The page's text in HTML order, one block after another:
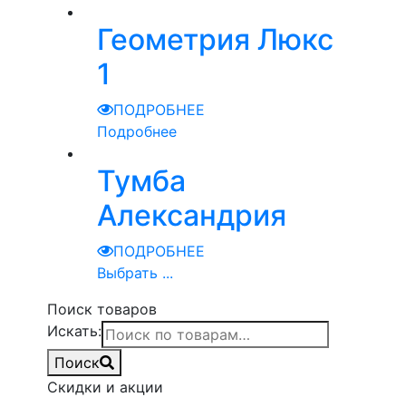
Геометрия Люкс
1
ПОДРОБНЕЕ
Подробнее
Тумба
Александрия
ПОДРОБНЕЕ
Выбрать ...
Поиск товаров
Искать:
Поиск
Скидки и акции